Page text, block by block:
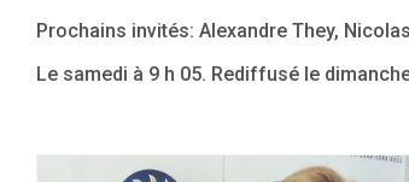
Prochains invités: Alexandre They,
Le samedi à 9 h 05. Rediffusé le